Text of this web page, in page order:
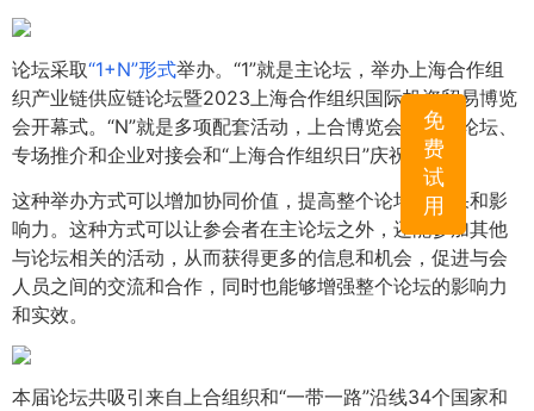
免
费
试
用
论坛采取“1+N”形式举办。“1”就是主论坛，举办上海合作组
织产业链供应链论坛暨2023上海合作组织国际投资贸易博览
会开幕式。“N”就是多项配套活动，上合博览会、平行论坛、
专场推介和企业对接会和“上海合作组织日”庆祝活动。
这种举办方式可以增加协同价值，提高整个论坛的效果和影
响力。这种方式可以让参会者在主论坛之外，还能参加其他
与论坛相关的活动，从而获得更多的信息和机会，促进与会
人员之间的交流和合作，同时也能够增强整个论坛的影响力
和实效。
本届论坛共吸引来自上合组织和“一带一路”沿线34个国家和